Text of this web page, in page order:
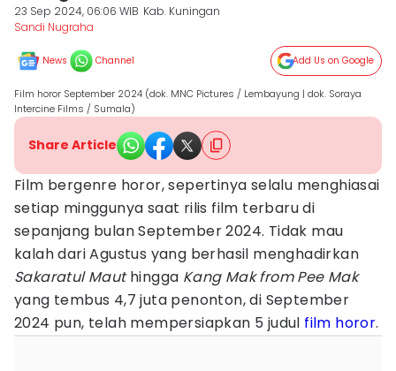
23 Sep 2024, 06:06 WIB Kab. Kuningan
Sandi Nugraha
News Channel Add Us on Google
Film horor September 2024 (dok. MNC Pictures / Lembayung | dok. Soraya
Intercine Films / Sumala)
Share Article
Film bergenre horor, sepertinya selalu menghiasai
setiap minggunya saat rilis film terbaru di
sepanjang bulan September 2024. Tidak mau
kalah dari Agustus yang berhasil menghadirkan
Sakaratul Mauthingga Kang Mak from Pee Mak
yang tembus 4,7 juta penonton, di September
2024 pun, telah mempersiapkan 5 judul film horor.